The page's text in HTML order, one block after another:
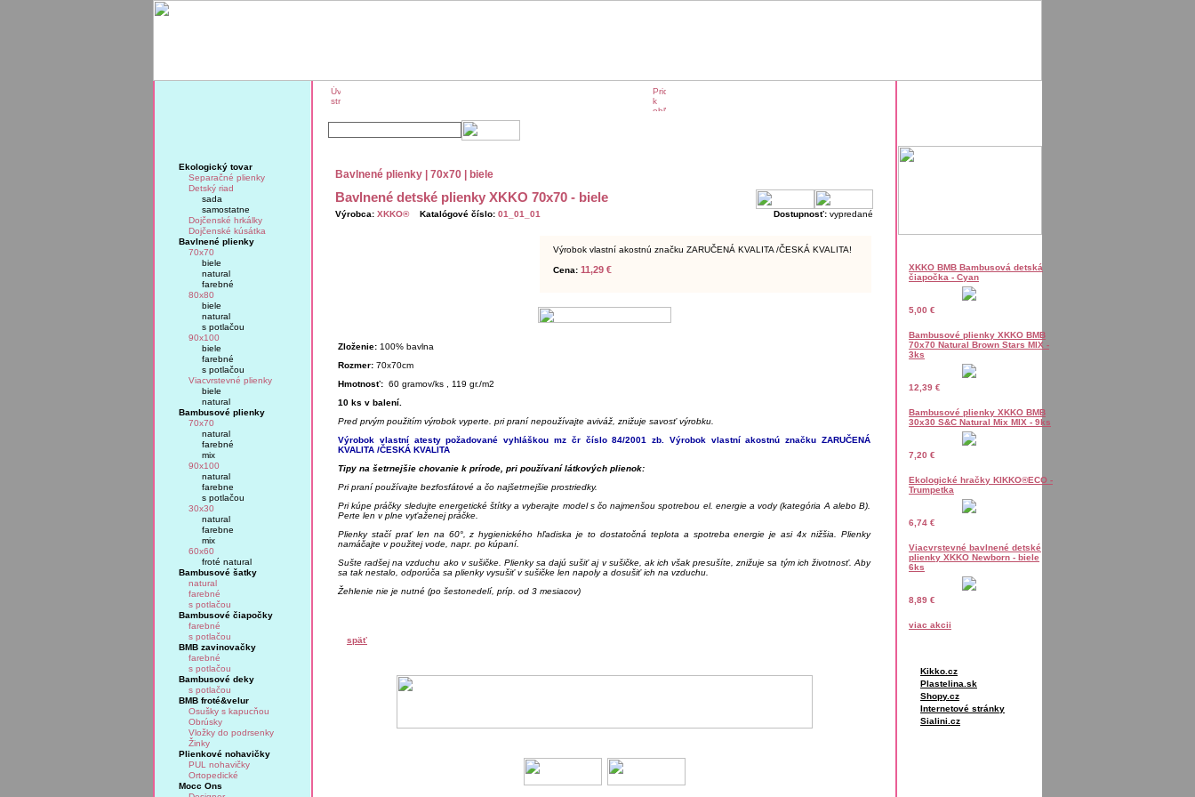
Ekologický tovar
Separačné plienky
Detský riad
sada
samostatne
Dojčenské hrkálky
Dojčenské kúsátka
Bavlnené plienky
70x70
biele
natural
farebné
80x80
biele
natural
s potlačou
90x100
biele
farebné
s potlačou
Viacvrstevné plienky
biele
natural
Bambusové plienky
70x70
natural
farebné
mix
90x100
natural
farebne
s potlačou
30x30
natural
farebne
mix
60x60
froté natural
Bambusové šatky
natural
farebné
s potlačou
Bambusové čiapočky
farebné
s potlačou
BMB zavinovačky
farebné
s potlačou
Bambusové deky
s potlačou
BMB froté&velur
Osušky s kapucňou
Obrúsky
Vložky do podrsenky
Žinky
Plienkové nohavičky
PUL nohavičky
Ortopedické
Mocc Ons
XKKO BMB Bambusová detská
čiapočka - Cyan
5,00 €
Bambusové plienky XKKO BMB
70x70 Natural Brown Stars MIX -
3ks
12,39 €
Bambusové plienky XKKO BMB
30x30 S&C Natural Mix MIX - 9ks
7,20 €
Ekologické hračky KIKKO®ECO -
Trumpetka
6,74 €
Viacvrstevné bavlnené detské
plienky XKKO Newborn - biele
6ks
8,89 €
viac akcii
Kikko.cz
Plastelina.sk
Shopy.cz
Internetové stránky
Sialini.cz
Bavlnené plienky | 70x70 | biele
Bavlnené detské plienky XKKO 70x70 - biele
Výrobca: XKKO® Katalógové číslo: 01_01_01 Dostupnosť: vypredané
Výrobok vlastní akostnú značku ZARUČENÁ KVALITA /ČESKÁ KVALITA!
Cena: 11,29 €
Zloženie: 100% bavlna
Rozmer: 70x70cm
Hmotnosť: 60 gramov/ks , 119 gr./m2
10 ks v balení.
Pred prvým použitím výrobok vyperte. pri praní nepoužívajte aviváž, znižuje savosť výrobku.
Výrobok vlastní atesty požadované vyhláškou mz čr číslo 84/2001 zb. Výrobok vlastní akostnú značku ZARUČENÁ
KVALITA /ČESKÁ KVALITA
Tipy na šetrnejšie chovanie k prírode, pri používaní látkových plienok:
Pri praní používajte bezfosfátové a čo najšetrnejšie prostriedky.
Pri kúpe práčky sledujte energetické štítky a vyberajte model s čo najmenšou spotrebou el. energie a vody (kategória A alebo B).
Perte len v plne vyťaženej práčke.
Plienky stačí prať len na 60°, z hygienického hľadiska je to dostatočná teplota a spotreba energie je asi 4x nižšia. Plienky
namáčajte v použitej vode, napr. po kúpaní.
Sušte radšej na vzduchu ako v sušičke. Plienky sa dajú sušiť aj v sušičke, ak ich však presušíte, znižuje sa tým ich životnosť. Aby
sa tak nestalo, odporúča sa plienky vysušiť v sušičke len napoly a dosušiť ich na vzduchu.
Žehlenie nie je nutné (po šestonedelí, príp. od 3 mesiacov)
späť